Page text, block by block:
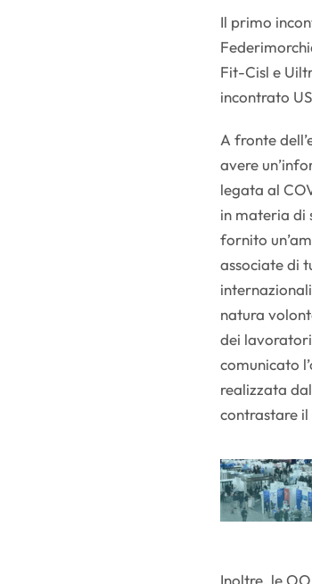
Il primo
Fit-Cisl e
incontrato
A fronte
avere
legata al
in materia di
fornito
associate di
natura
dei
comunicato
realizzata
contrastare il
Inoltre, le